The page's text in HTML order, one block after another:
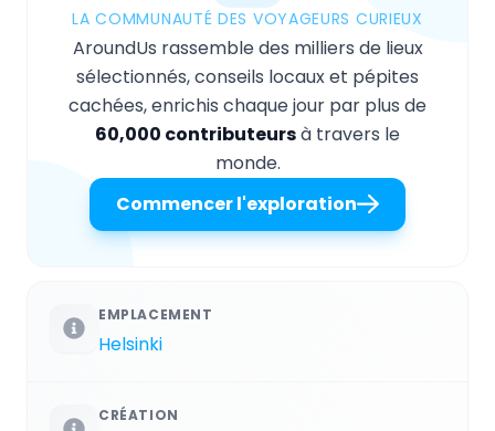
LA COMMUNAUTÉ DES VOYAGEURS CURIEUX
AroundUs rassemble des milliers de lieux
sélectionnés, conseils locaux et pépites
cachées, enrichis chaque jour par plus de
60,000 contributeursà travers le
monde.
Commencer l'exploration
EMPLACEMENT
Helsinki
CRÉATION